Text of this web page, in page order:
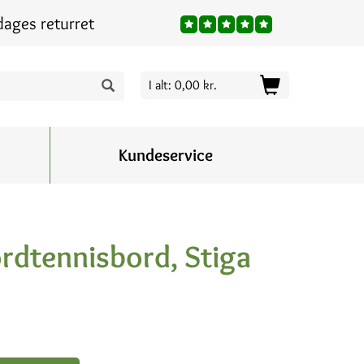
returret
I alt: 0,00 kr.
Kundeservice
Stiga